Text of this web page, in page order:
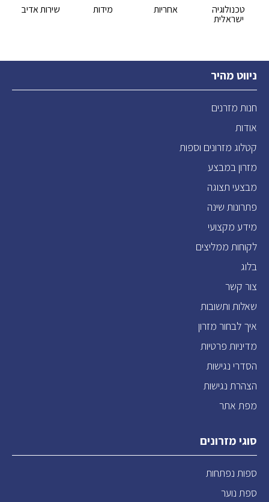
טכנולוגיה
ישראלית
אחריות מידות שירות אדיב
ניווט מהיר
חנות מזרנים
אודות
קטלוג מזרונים וספות
מזרון במבצע
מבצעי תצוגה
פתרונות שינה
מידע מקצועי
לקוחות ממליצים
בלוג
צור קשר
שאלות ותשובות
איך לבחור מזרון
מדיניות פרטיות
הסדרי נגישות
הצהרת נגישות
מפת אתר
סוגי מזרונים
ספות נפתחות
ספת נוער